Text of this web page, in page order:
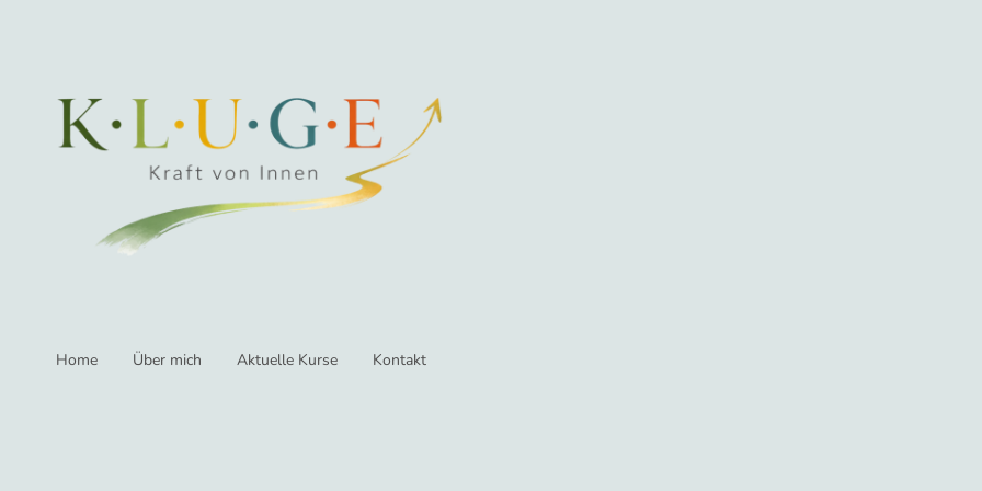
Home Über mich Aktuelle Kurse Kontakt